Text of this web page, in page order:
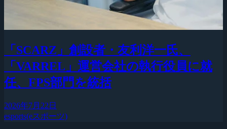
「SCARZ」創設者・友利洋一氏、
「VARREL」運営会社の執行役員に就
任、FPS部門を統括
2026年7月22日
esports(eスポーツ)